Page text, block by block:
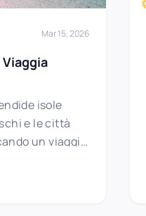
Mar 15, 2026
Viaggia
isole
e le città
un viaggio